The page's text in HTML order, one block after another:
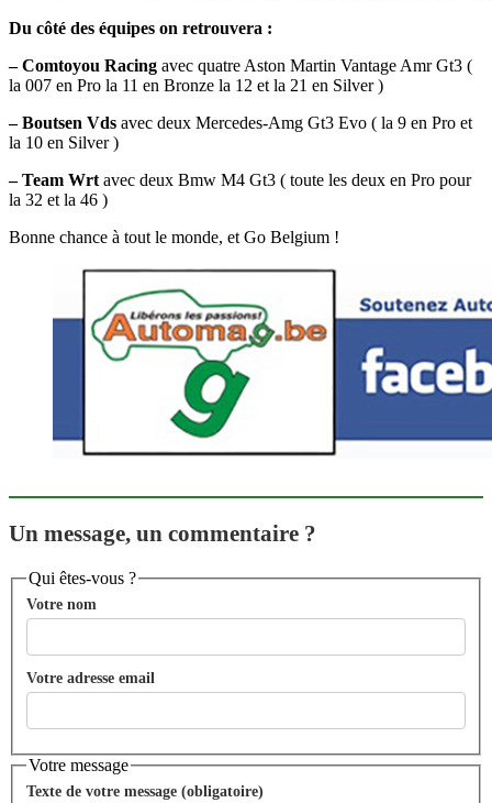
Du côté des équipes on retrouvera :
– Comtoyou Racing avec quatre Aston Martin Vantage Amr Gt3 (
la 007 en Pro la 11 en Bronze la 12 et la 21 en Silver )
– Boutsen Vds avec deux Mercedes-Amg Gt3 Evo ( la 9 en Pro et
la 10 en Silver )
– Team Wrtavec deux Bmw M4 Gt3 ( toute les deux en Pro pour
la 32 et la 46 )
Bonne chance à tout le monde, et Go Belgium !
Un message, un commentaire ?
Qui êtes-vous ?
Votre nom
Votre adresse email
Votre message
Texte de votre message (obligatoire)